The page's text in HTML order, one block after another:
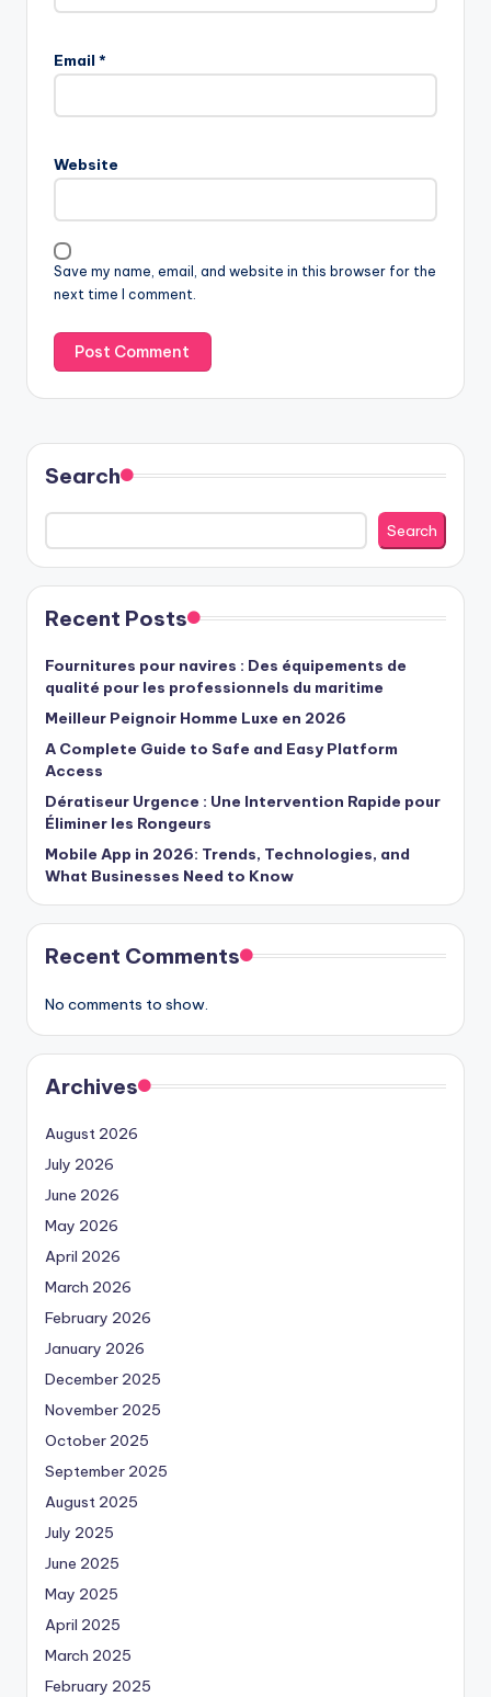
Email *
Website
Save my name, email, and website in this browser for the
next time I comment.
Search
Search
Recent Posts
Fournitures pour navires : Des équipements de
qualité pour les professionnels du maritime
Meilleur Peignoir Homme Luxe en 2026
A Complete Guide to Safe and Easy Platform
Access
Dératiseur Urgence : Une Intervention Rapide pour
Éliminer les Rongeurs
Mobile App in 2026: Trends, Technologies, and
What Businesses Need to Know
Recent Comments
No comments to show.
Archives
August 2026
July 2026
June 2026
May 2026
April 2026
March 2026
February 2026
January 2026
December 2025
November 2025
October 2025
September 2025
August 2025
July 2025
June 2025
May 2025
April 2025
March 2025
February 2025